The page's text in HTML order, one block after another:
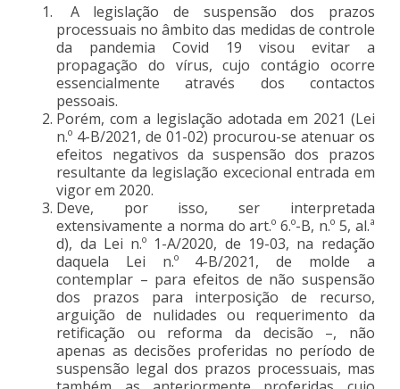
A legislação de suspensão dos prazos
processuais no âmbito das medidas de controle
da pandemia Covid 19 visou evitar a
propagação do vírus, cujo contágio ocorre
essencialmente através dos contactos
pessoais.
Porém, com a legislação adotada em 2021 (Lei
n.º 4-B/2021, de 01-02) procurou-se atenuar os
efeitos negativos da suspensão dos prazos
resultante da legislação excecional entrada em
vigor em 2020.
Deve, por isso, ser interpretada
extensivamente a norma do art.º 6.º-B, n.º 5, al.ª
d), da Lei n.º 1-A/2020, de 19-03, na redação
daquela Lei n.º 4-B/2021, de molde a
contemplar – para efeitos de não suspensão
dos prazos para interposição de recurso,
arguição de nulidades ou requerimento da
retificação ou reforma da decisão –, não
apenas as decisões proferidas no período de
suspensão legal dos prazos processuais, mas